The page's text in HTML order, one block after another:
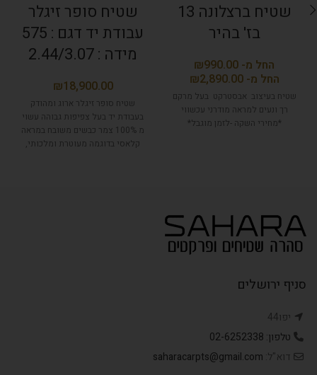
שטיח ברצלונה 13
בז' בהיר
₪
₪
שטיח בעיצוב אבסטרקט בעל מרקם
רך ונעים למראה מודרני עכשווי
*מחירי השקה -לזמן מוגבל*
שטיח סופר זיגלר
עבודת יד דגם : 575
מידה : 2.44/3.07
₪
שטיח סופר זיגלר ארוג ומהודק
בעבודת יד בעל צפיפות גבוהה עשוי
מ 100% צמר כבשים משובח במראה
קלאסי בדוגמה מעוטרת ומלכותי,
סניף ירושלים
יפו44
טלפון: 02-6252338
דוא"ל: saharacarpts@gmail.com